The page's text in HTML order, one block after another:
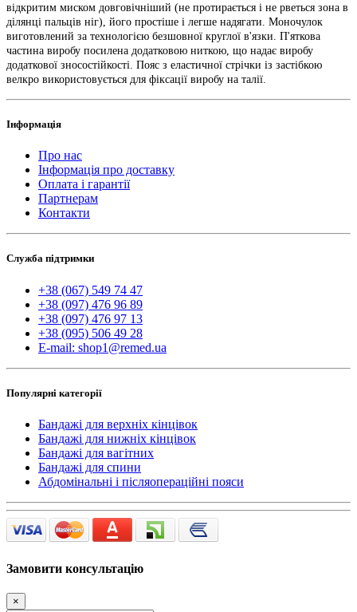
відкритим миском довговічніший (не протирається і не рветься зона в
ділянці пальців ніг), його простіше і легше надягати. Моночулок
виготовлений за технологією безшовної круглої в'язки. П'яткова
частина виробу посилена додатковою ниткою, що надає виробу
додаткової зносостійкості. Пояс з еластичної стрічки із застібкою
велкро використовується для фіксації виробу на талії.
Інформація
Про нас
Інформація про доставку
Оплата і гарантії
Партнерам
Контакти
Служба підтримки
+38 (067) 549 74 47
+38 (097) 476 96 89
+38 (097) 476 97 13
+38 (095) 506 49 28
E-mail: shop1@remed.ua
Популярні категорії
Бандажі для верхніх кінцівок
Бандажі для нижніх кінцівок
Бандажі для вагітних
Бандажі для спини
Абдомінальні і післяопераційні пояси
Замовити консультацію
×